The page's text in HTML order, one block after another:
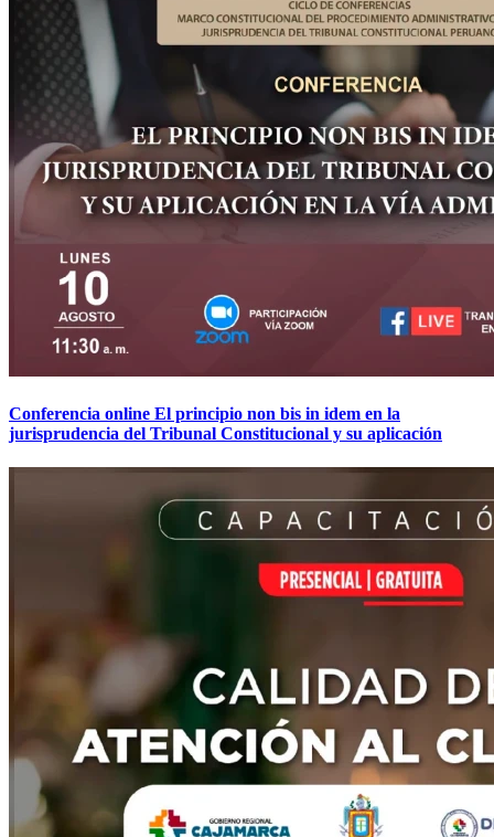
Conferencia online El principio non bis in idem en la
jurisprudencia del Tribunal Constitucional y su aplicación